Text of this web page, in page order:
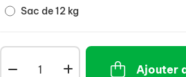
Sac de 12 kg
Ajouter